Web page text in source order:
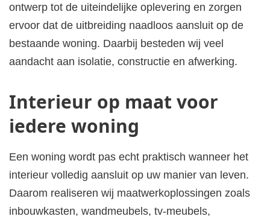
ontwerp tot de uiteindelijke oplevering en zorgen
ervoor dat de uitbreiding naadloos aansluit op de
bestaande woning. Daarbij besteden wij veel
aandacht aan isolatie, constructie en afwerking.
Interieur op maat voor
iedere woning
Een woning wordt pas echt praktisch wanneer het
interieur volledig aansluit op uw manier van leven.
Daarom realiseren wij maatwerkoplossingen zoals
inbouwkasten, wandmeubels, tv-meubels,